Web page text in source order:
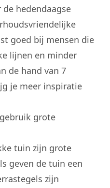
hedendaagse
goed bij mensen die
lijnen en minder
de hand van 7
je meer inspiratie
grote
tuin zijn grote
geven de tuin een
zijn